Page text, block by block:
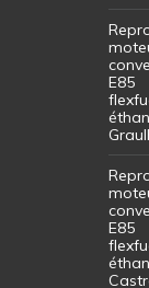
E85
E85